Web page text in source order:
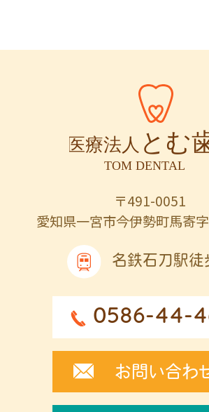
〒491-0051
愛知県一宮市今伊勢町馬寄
名鉄石刀駅
0586-44-
お問い合わ